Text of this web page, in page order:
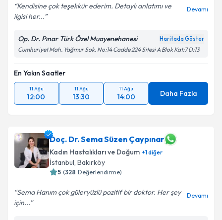
Kendisine çok teşekkür ederim. Detaylı anlatımı ve
ilgisi her...
Devamı
Op. Dr. Pınar Türk Özel Muayenehanesi Haritada Göster
Cumhuriyet Mah. Yağmur Sok. No:14 Cadde 224 Sitesi A Blok Kat:7 D:13
En Yakın Saatler
11 Ağu
12:00
11 Ağu
13:30
11 Ağu
14:00 Daha Fazla
Doç. Dr. Sema Süzen Çaypınar
Kadın Hastalıkları ve Doğum +1diğer
İstanbul, Bakırköy
5 (328 Değerlendirme)
Sema Hanım çok güleryüzlü pozitif bir doktor. Her şey
için...
Devamı